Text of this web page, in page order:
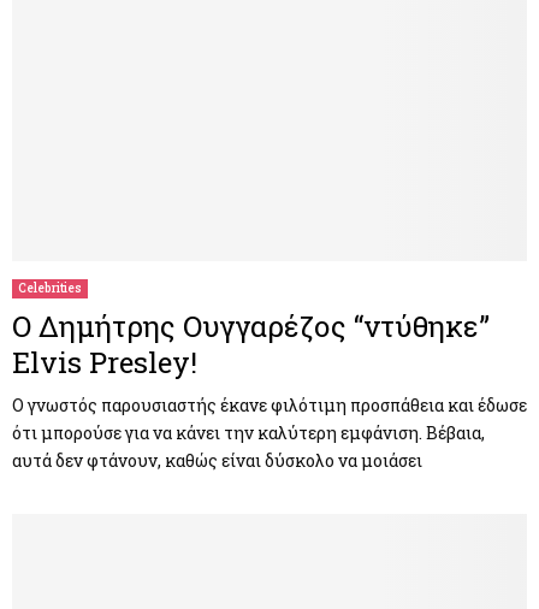
Celebrities
Ο Δημήτρης Ουγγαρέζος “ντύθηκε”
Elvis Presley!
Ο γνωστός παρουσιαστής έκανε φιλότιμη προσπάθεια και έδωσε
ότι μπορούσε για να κάνει την καλύτερη εμφάνιση. Βέβαια,
αυτά δεν φτάνουν, καθώς είναι δύσκολο να μοιάσει